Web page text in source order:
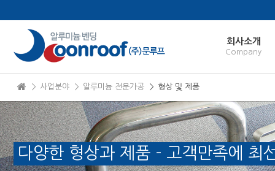
회사소개
Company
＞ 사업분야 ＞ 알루미늄 전문가공 ＞ 형상 및 제품
다양한 형상과 제품 - 고객만족에 최
Sketchbook5, 스케치북5
Sketchbook5, 스케치북5